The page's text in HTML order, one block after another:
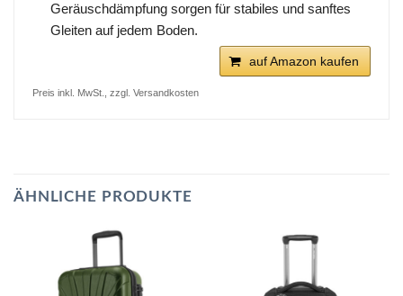
Geräuschdämpfung sorgen für stabiles und sanftes
Gleiten auf jedem Boden.
auf Amazon kaufen
Preis inkl. MwSt., zzgl. Versandkosten
ÄHNLICHE PRODUKTE